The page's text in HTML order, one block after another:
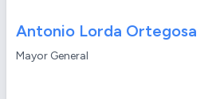
Antonio Lorda Ortegosa
Mayor General